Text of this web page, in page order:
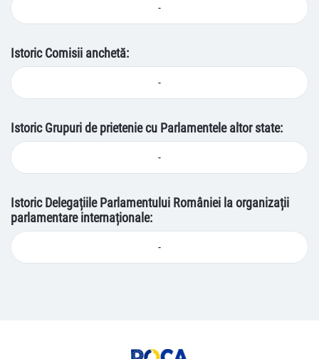
-
Istoric Comisii anchetă:
-
Istoric Grupuri de prietenie cu Parlamentele altor state:
-
Istoric Delegațiile Parlamentului României la organizații
parlamentare internaționale:
-